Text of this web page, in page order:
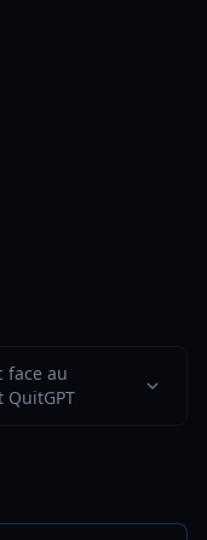
face au
QuitGPT